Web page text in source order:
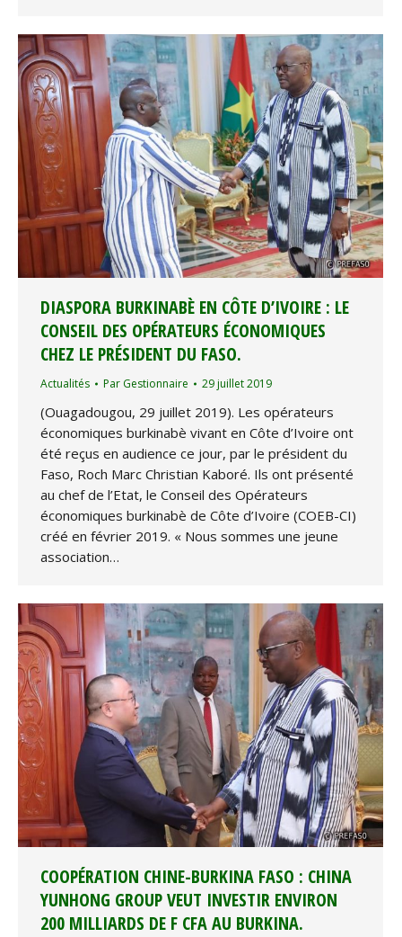
DIASPORA BURKINABÈ EN CÔTE D’IVOIRE : LE
CONSEIL DES OPÉRATEURS ÉCONOMIQUES
CHEZ LE PRÉSIDENT DU FASO.
Actualités Par Gestionnaire 29 juillet 2019
(Ouagadougou, 29 juillet 2019). Les opérateurs
économiques burkinabè vivant en Côte d’Ivoire ont
été reçus en audience ce jour, par le président du
Faso, Roch Marc Christian Kaboré. Ils ont présenté
au chef de l’Etat, le Conseil des Opérateurs
économiques burkinabè de Côte d’Ivoire (COEB-CI)
créé en février 2019. « Nous sommes une jeune
association…
COOPÉRATION CHINE-BURKINA FASO : CHINA
YUNHONG GROUP VEUT INVESTIR ENVIRON
200 MILLIARDS DE F CFA AU BURKINA.